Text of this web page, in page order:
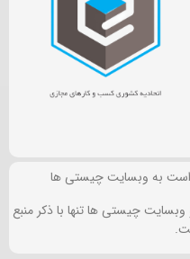
است به وبسایت چیستی ها
چیستی ها تنها با ذکر منبع